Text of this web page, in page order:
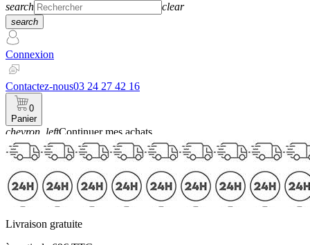
search clear
search
Connexion
Contactez-nous03 24 27 42 16
0
Panier
chevron_leftContinuer mes achats
Panier